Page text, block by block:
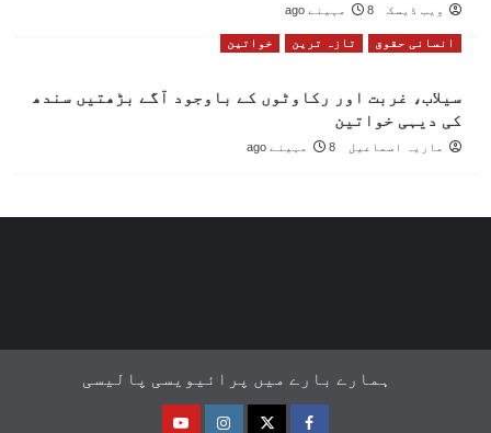
ویب ڈیسک 8 مہینے ago
انسانی حقوق تازہ ترین خواتین
سیلاب، غربت اور رکاوٹوں کے باوجود آگے بڑھتیں سندھ
کی دیہی خواتین
ماریہ اسماعیل 8 مہینے ago
ہمارے بارے میں پرائیویسی پالیسی